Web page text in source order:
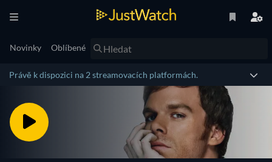
Novinky Oblíbené
Právě k dispozici na 2 streamovacích platformách.